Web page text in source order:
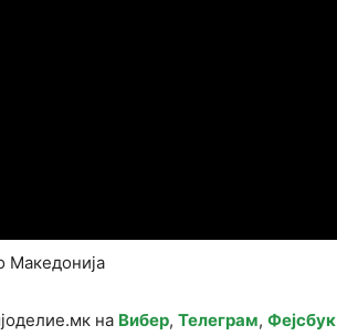
Македонија
на Вибер, Телеграм, Фејсбук